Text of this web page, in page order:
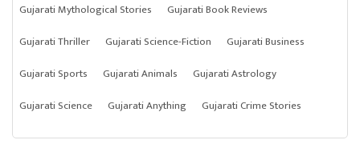
Gujarati Mythological Stories
Gujarati Book Reviews
Gujarati Thriller
Gujarati Science-Fiction
Gujarati Business
Gujarati Sports
Gujarati Animals
Gujarati Astrology
Gujarati Science
Gujarati Anything Gujarati Crime Stories